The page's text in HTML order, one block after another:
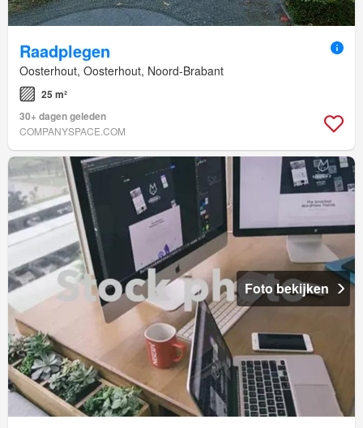
Raadplegen
Oosterhout, Oosterhout, Noord-Brabant
25 m²
30+ dagen geleden
COMPANYSPACE.COM
Foto bekijken